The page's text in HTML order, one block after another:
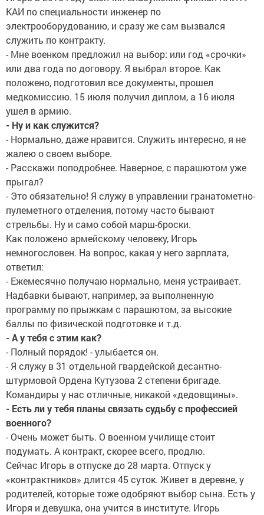
КАИ по специальности инженер по
электрооборудованию, и сразу же сам вызвался
служить по контракту.
- Мне военком предложил на выбор: или год «срочки»
или два года по договору. Я выбрал второе. Как
положено, подготовил все документы, прошел
медкомиссию. 15 июля получил диплом, а 16 июля
ушел в армию.
- Ну и как служится?
- Нормально, даже нравится. Служить интересно, я не
жалею о своем выборе.
- Расскажи поподробнее. Наверное, с парашютом уже
прыгал?
- Это обязательно! Я служу в управлении гранатометно-
пулеметного отделения, потому часто бывают
стрельбы. Ну и само собой марш-броски.
Как положено армейскому человеку, Игорь
немногословен. На вопрос, какая у него зарплата,
ответил:
- Ежемесячно получаю нормально, меня устраивает.
Надбавки бывают, например, за выполненную
программу по прыжкам с парашютом, за высокие
баллы по физической подготовке и т.д.
- А у тебя с этим как?
- Полный порядок! - улыбается он.
- Я служу в 31 отдельной гвардейской десантно-
штурмовой Ордена Кутузова 2 степени бригаде.
Командиры у нас отличные, никакой «дедовщины».
- Есть ли у тебя планы связать судьбу с профессией
военного?
- Очень может быть. О военном училище стоит
подумать. А контракт, скорее всего, продлю.
Сейчас Игорь в отпуске до 28 марта. Отпуск у
«контрактников» длится 45 суток. Живет в деревне, у
родителей, которые тоже одобряют выбор сына. Есть у
Игоря и девушка, она учится в институте. Игорь